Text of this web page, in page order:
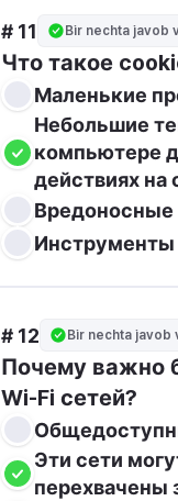
# 11 Bir nechta javob
Что такое
Маленькие
Небольшие
компьютере
действиях на
Вредоносные
Инструменты
# 12 Bir nechta javob
Почему важно
Wi-Fi сетей?
Эти сети